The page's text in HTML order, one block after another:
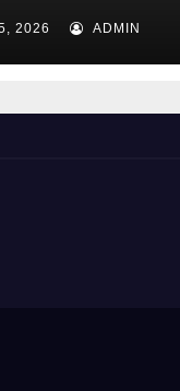
务选酒指南
2026 ADMIN